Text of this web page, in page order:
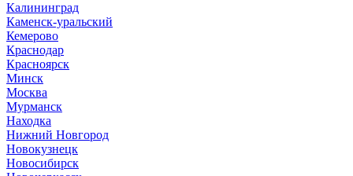
Калининград
Каменск-уральский
Кемерово
Краснодар
Красноярск
Минск
Москва
Мурманск
Находка
Нижний Новгород
Новокузнецк
Новосибирск